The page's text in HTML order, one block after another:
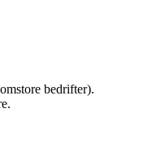
bedrifter).